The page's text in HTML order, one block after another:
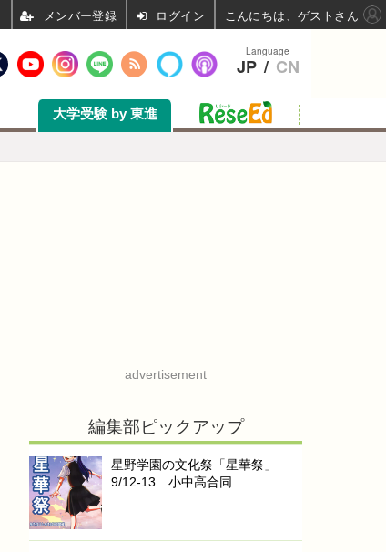
大学受験 by 東進
advertisement
編集部ピックアップ
星野学園の文化祭「星華祭」
9/12-13…小中高合同
Language
JP / CN
ログイン こんにちは、ゲストさん